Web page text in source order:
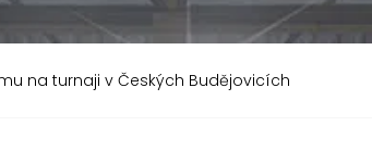
na turnaji v Českých Budějovicích